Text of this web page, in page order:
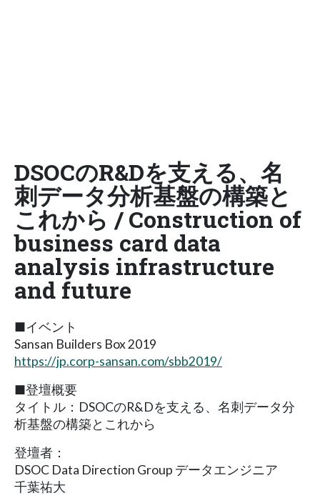
DSOCのR&Dを支える、名
刺データ分析基盤の構築と
これから / Construction of
business card data
analysis infrastructure
and future
■イベント
Sansan Builders Box 2019
https://jp.corp-sansan.com/sbb2019/
■登壇概要
タイトル：DSOCのR&Dを支える、名刺データ分
析基盤の構築とこれから
登壇者：
DSOC Data Direction Group データエンジニア
千葉祐大